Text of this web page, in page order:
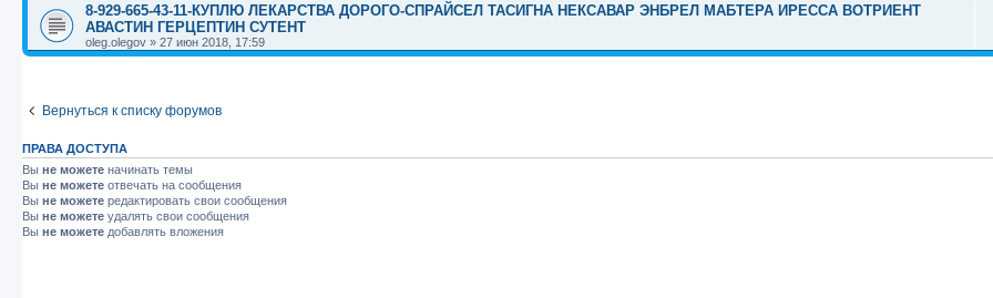
8-929-665-43-11-КУПЛЮ ЛЕКАРСТВА ДОРОГО-СПРАЙСЕЛ ТАСИГНА НЕКСАВАР ЭНБРЕЛ МАБТЕРА ИРЕССА ВОТРИЕНТ
АВАСТИН ГЕРЦЕПТИН СУТЕНТ
oleg.olegov » 27 июн 2018, 17:59
Вернуться к списку форумов
ПРАВА ДОСТУПА
Вы не можете начинать темы
Вы не можете отвечать на сообщения
Вы не можете редактировать свои сообщения
Вы не можете удалять свои сообщения
Вы не можете добавлять вложения